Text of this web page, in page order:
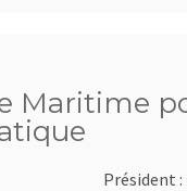
Maritime
Président :